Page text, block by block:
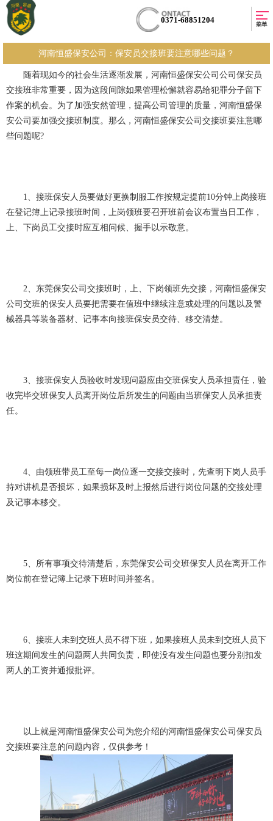
0371-68851204
河南恒盛保安公司：保安员交接班要注意哪些问题？
随着现如今的社会生活逐渐发展，河南恒盛保安公司公司保安员
交接班非常重要，因为这段间隙如果管理松懈就容易给犯罪分子留下
作案的机会。为了加强安然管理，提高公司管理的质量，河南恒盛保
安公司要加强交接班制度。那么，河南恒盛保安公司交接班要注意哪
些问题呢?
1、接班保安人员要做好更换制服工作按规定提前10分钟上岗接班
在登记簿上记录接班时间，上岗领班要召开班前会议布置当日工作，
上、下岗员工交接时应互相问候、握手以示敬意。
2、东莞保安公司交接班时，上、下岗领班先交接，河南恒盛保安
公司交班的保安人员要把需要在值班中继续注意或处理的问题以及警
械器具等装备器材、记事本向接班保安员交待、移交清楚。
3、接班保安人员验收时发现问题应由交班保安人员承担责任，验
收完毕交班保安人员离开岗位后所发生的问题由当班保安人员承担责
任。
4、由领班带员工至每一岗位逐一交接交接时，先查明下岗人员手
持对讲机是否损坏，如果损坏及时上报然后进行岗位问题的交接处理
及记事本移交。
5、所有事项交待清楚后，东莞保安公司交班保安人员在离开工作
岗位前在登记簿上记录下班时间并签名。
6、接班人未到交班人员不得下班，如果接班人员未到交班人员下
班这期间发生的问题两人共同负责，即使没有发生问题也要分别扣发
两人的工资并通报批评。
以上就是河南恒盛保安公司为您介绍的河南恒盛保安公司保安员
交接班要注意的问题内容，仅供参考！